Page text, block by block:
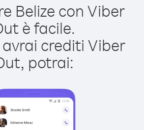
Belize con Viber
è facile.
crediti Viber
potrai: